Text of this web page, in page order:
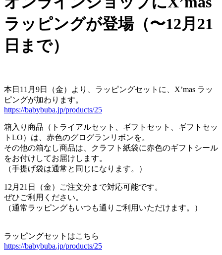
ラッピングが登場（〜12月21
日まで）
本日11月9日（金）より、ラッピングセットに、X’mas ラッ
ピングが加わります。
https://babybuba.jp/products/25
箱入り商品（トライアルセット、ギフトセット、ギフトセッ
トLO）は、赤色のグログランリボンを。
その他の箱なし商品は、クラフト紙袋に赤色のギフトシール
をお付けしてお届けします。
（手提げ袋は通常と同じになります。）
12月21日（金）ご注文分まで対応可能です。
ぜひご利用ください。
（通常ラッピングもいつも通りご利用いただけます。）
ラッピングセットはこちら
https://babybuba.jp/products/25